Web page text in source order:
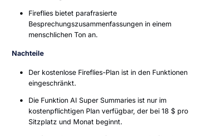
Fireflies bietet parafrasierte
Besprechungszusammenfassungen in einem
menschlichen Ton an.
Nachteile
Der kostenlose Fireflies-Plan ist in den Funktionen
eingeschränkt.
Die Funktion AI Super Summaries ist nur im
kostenpflichtigen Plan verfügbar, der bei 18 $ pro
Sitzplatz und Monat beginnt.